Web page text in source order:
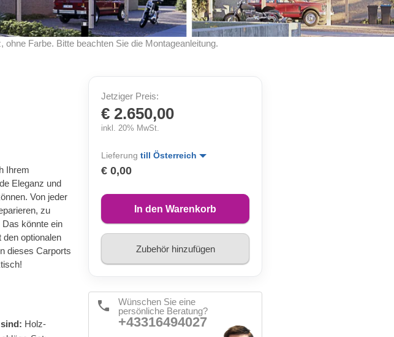
Farbe. Bitte beachten Sie die Montageanleitung.
Ihrem
Eleganz und
Von jeder
zu
könnte ein
optionalen
dieses Carports
Holz-
Jetziger Preis:
€ 2.650,00
inkl. 20% MwSt.
Lieferung till Österreich
€ 0,00
In den Warenkorb
Zubehör hinzufügen
Wünschen Sie eine
persönliche Beratung?
+43316494027